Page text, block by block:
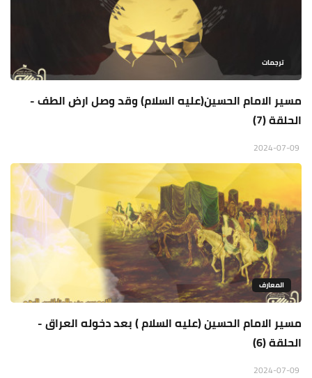
ترجمات
مسير الامام الحسين(عليه السلام) وقد وصل ارض الطف -
الحلقة (7)
المعارف
مسير الامام الحسين (عليه السلام ) بعد دخوله العراق -
الحلقة (6)